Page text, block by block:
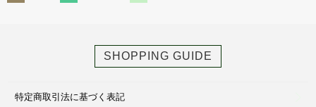
SHOPPING GUIDE
特定商取引法に基づく表記